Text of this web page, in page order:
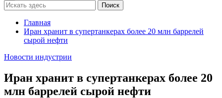
Поиск
Главная
Иран хранит в супертанкерах более 20 млн баррелей
сырой нефти
Новости индустрии
Иран хранит в супертанкерах более 20
млн баррелей сырой нефти